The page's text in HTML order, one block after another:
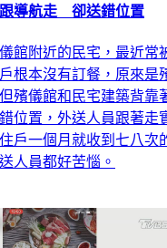
導航走 卻送錯位置
館附近的民宅，最近常
根本沒有訂餐，原來是
殯儀館和民宅建築背靠
位置，外送人員跟著走
戶一個月就收到七八次
人員都好苦惱。